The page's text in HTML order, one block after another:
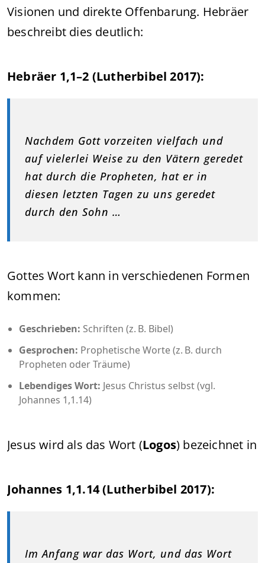
Visionen und direkte Offenbarung. Hebräer
beschreibt dies deutlich:
Hebräer 1,1–2 (Lutherbibel 2017):
Nachdem Gott vorzeiten vielfach und
auf vielerlei Weise zu den Vätern geredet
hat durch die Propheten, hat er in
diesen letzten Tagen zu uns geredet
durch den Sohn …
Gottes Wort kann in verschiedenen Formen
kommen:
Geschrieben: Schriften (z. B. Bibel)
Gesprochen: Prophetische Worte (z. B. durch
Propheten oder Träume)
Lebendiges Wort: Jesus Christus selbst (vgl.
Johannes 1,1.14)
Jesus wird als das Wort (Logos) bezeichnet in
Johannes 1,1.14 (Lutherbibel 2017):
Im Anfang war das Wort, und das Wort